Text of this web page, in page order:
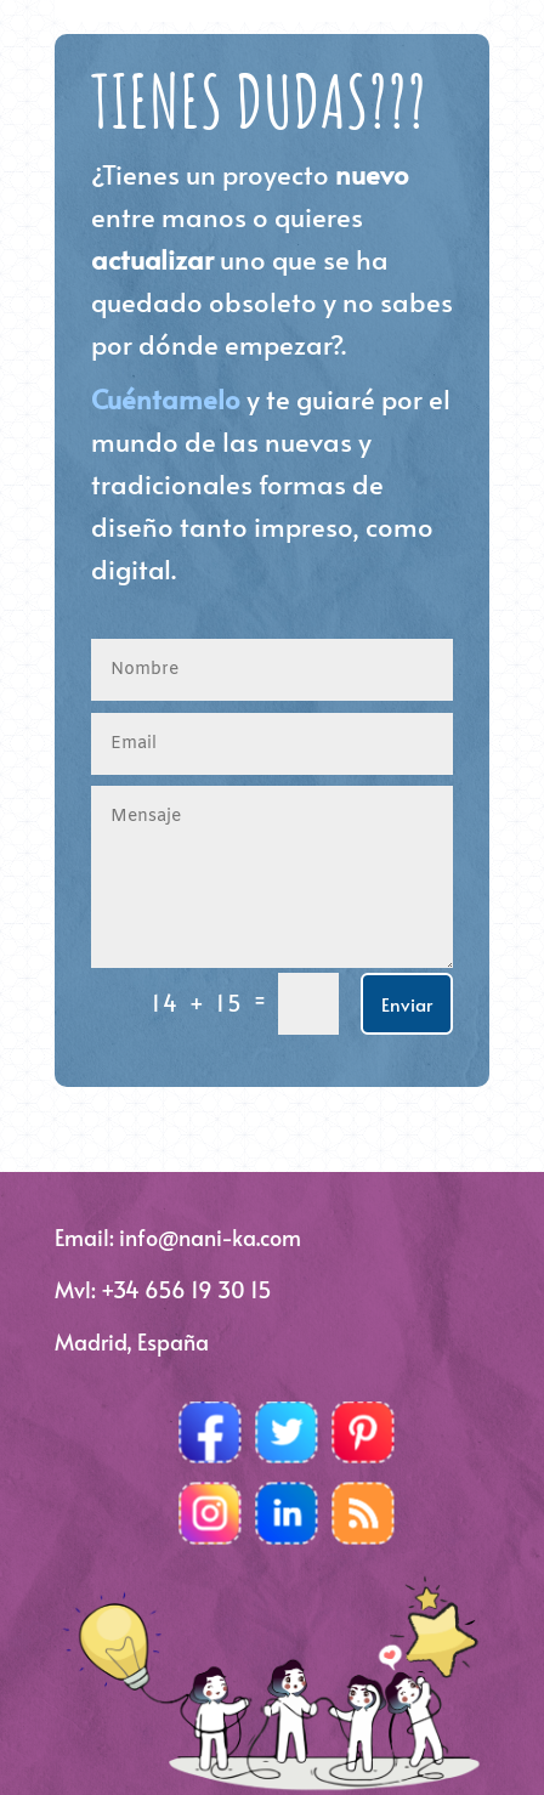
navigation
TIENES DUDAS???
¿Tienes un proyecto nuevo
entre manos o quieres
actualizaruno que se ha
quedado obsoleto y no sabes
por dónde empezar?.
Cuéntameloy te guiaré por el
mundo de las nuevas y
tradicionales formas de
diseño tanto impreso, como
digital.
14 + 15 = Enviar
Email: info@nani-ka.com
Mvl: +34 656 19 30 15
Madrid, España